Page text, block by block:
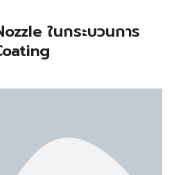
ในกระบวนการ